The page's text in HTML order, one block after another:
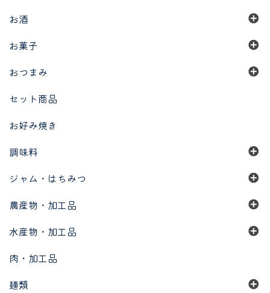
お酒
お菓子
おつまみ
セット商品
お好み焼き
調味料
ジャム・はちみつ
農産物・加工品
水産物・加工品
肉・加工品
麺類